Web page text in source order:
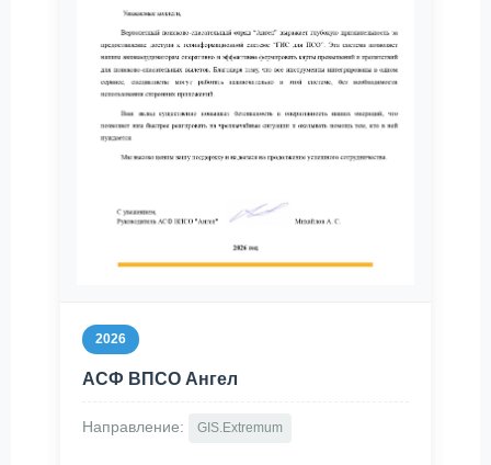
2026
АСФ ВПСО Ангел
Направление: GIS.Extremum